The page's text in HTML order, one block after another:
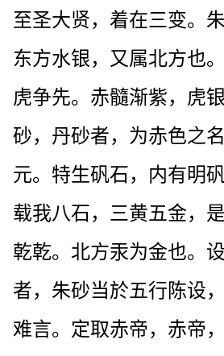
至圣大贤，着在三变。
东方水银，又属北方也
虎争先。赤髓渐紫，虎
砂，丹砂者，为赤色之
元。特生矾石，内有明
载我八石，三黄五金，
乾乾。北方汞为金也。
者，朱砂当於五行陈设
难言。定取赤帝，赤帝